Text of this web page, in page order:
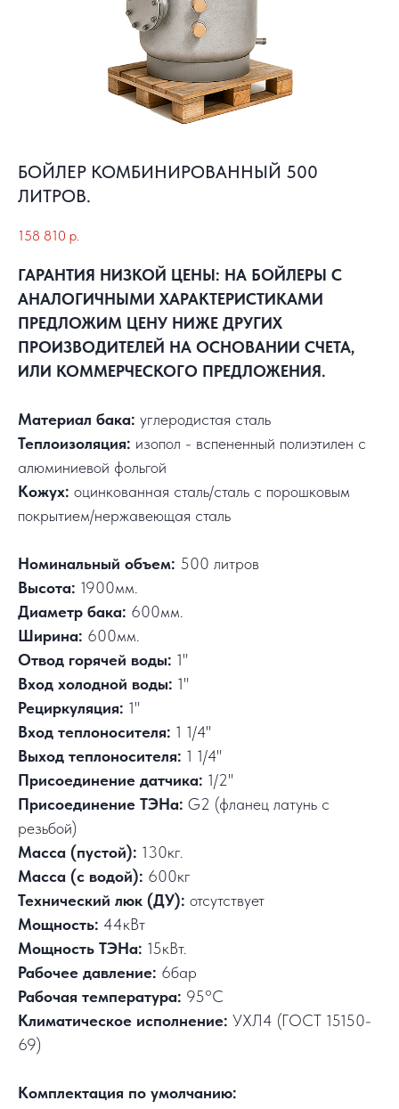
БОЙЛЕР КОМБИНИРОВАННЫЙ 500
ЛИТРОВ.
158 810 р.
ГАРАНТИЯ НИЗКОЙ ЦЕНЫ: НА БОЙЛЕРЫ С
АНАЛОГИЧНЫМИ ХАРАКТЕРИСТИКАМИ
ПРЕДЛОЖИМ ЦЕНУ НИЖЕ ДРУГИХ
ПРОИЗВОДИТЕЛЕЙ НА ОСНОВАНИИ СЧЕТА,
ИЛИ КОММЕРЧЕСКОГО ПРЕДЛОЖЕНИЯ.
Материал бака: углеродистая сталь
Теплоизоляция: изопол - вспененный полиэтилен с
алюминиевой фольгой
Кожух: оцинкованная сталь/сталь с порошковым
покрытием/нержавеющая сталь
Номинальный объем: 500 литров
Высота: 1900мм.
Диаметр бака: 600мм.
Ширина: 600мм.
Отвод горячей воды: 1"
Вход холодной воды: 1"
Рециркуляция: 1"
Вход теплоносителя: 1 1/4"
Выход теплоносителя: 1 1/4"
Присоединение датчика: 1/2"
Присоединение ТЭНа: G2 (фланец латунь с
резьбой)
Масса (пустой): 130кг.
Масса (с водой): 600кг
Технический люк (ДУ): отсутствует
Мощность: 44кВт
Мощность ТЭНа: 15кВт.
Рабочее давление: 6бар
Рабочая температура: 95°C
Климатическое исполнение: УХЛ4 (ГОСТ 15150-
69)
Комплектация по умолчанию: